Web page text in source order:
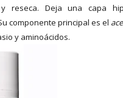
reseca. Deja una capa
componente principal es el
y aminoácidos.